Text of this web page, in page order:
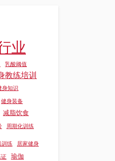
境对学员学习效果有什么作用?
在健身教练证培训过程中，教学环境宛如土壤，深深影响着学员这颗 “种子” 的成长，对学习效果发挥着关键作用。​所以，今天我们就跟着上海锐星健身一起从正文中具体了解一下关于健身教练证培训基地的教学环境对学员...
阅读更多 »
业
乳酸阈值
教练培训
身知识
健身装备
减脂饮食
周期化训练
训练
居家健身
瑜伽